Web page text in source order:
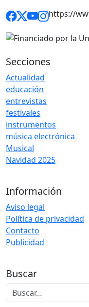
https://
Secciones
Actualidad
educación
entrevistas
festivales
instrumentos
música electrónica
Musical
Navidad 2025
Información
Aviso legal
Política de privacidad
Contacto
Publicidad
Buscar